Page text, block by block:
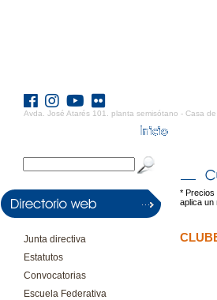
Avda. José Atarés 101. planta semisótano - Casa
Junta directiva
Estatutos
Convocatorias
Escuela Federativa
* Precios
aplica un